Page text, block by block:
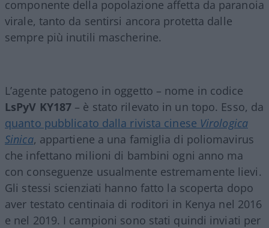
componente della popolazione affetta da paranoia
virale, tanto da sentirsi ancora protetta dalle
sempre più inutili mascherine.
L’agente patogeno in oggetto – nome in codice
LsPyV KY187 – è stato rilevato in un topo. Esso, da
quanto pubblicato dalla rivista cinese Virologica
Sinica, appartiene a una famiglia di poliomavirus
che infettano milioni di bambini ogni anno ma
con conseguenze usualmente estremamente lievi.
Gli stessi scienziati hanno fatto la scoperta dopo
aver testato centinaia di roditori in Kenya nel 2016
e nel 2019. I campioni sono stati quindi inviati per